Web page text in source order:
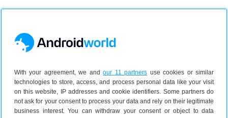
With your agreement, we andour 11 partners use cookies or similar
technologies to store, access, and process personal data like your visit
on this website, IP addresses and cookie identifiers. Some partners do
not ask for your consent to process your data and rely on their legitimate
business interest. You can withdraw your consent or object to data
Plaats een reactie